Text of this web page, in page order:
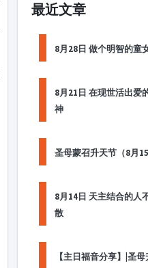
最近文章
8月28日 做个明智的童
8月21日 在现世活出爱
神
圣母蒙召升天节（8月15
8月14日 天主结合的人
散
【主日福音分享】|圣母